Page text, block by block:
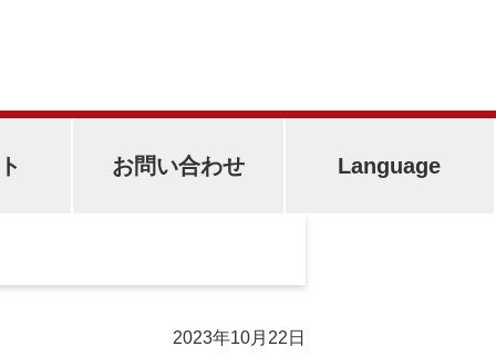
お問い合わせ Language
2023年10月22日